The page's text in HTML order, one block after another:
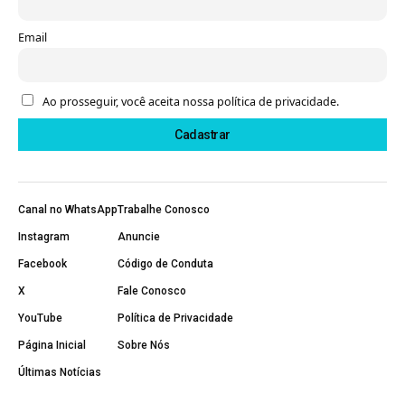
Email
Ao prosseguir, você aceita nossa política de privacidade.
Canal no WhatsApp
Instagram
Facebook
X
YouTube
Página Inicial
Últimas Notícias
Trabalhe Conosco
Anuncie
Código de Conduta
Fale Conosco
Política de Privacidade
Sobre Nós